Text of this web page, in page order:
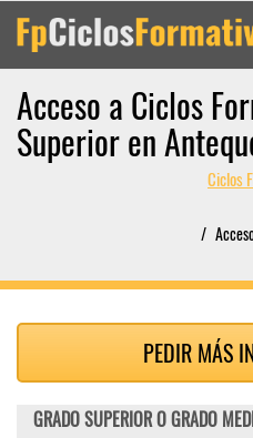
Acceso a Ciclos
Superior en
Ciclos
PEDIR MÁS
GRADO SUPERIOR O GRADO